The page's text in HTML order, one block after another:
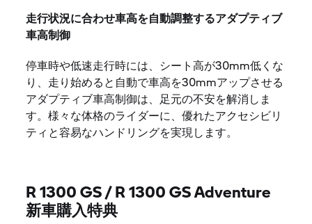
走行状況に合わせ車高を自動調整するアダプティブ
車高制御
停車時や低速走行時には、シート高が30mm低くな
り、走り始めると自動で車高を30mmアップさせる
アダプティブ車高制御は、足元の不安を解消しま
す。様々な体格のライダーに、優れたアクセシビリ
ティと容易なハンドリングを実現します。
R 1300 GS / R 1300 GS Adventure
新車購入特典